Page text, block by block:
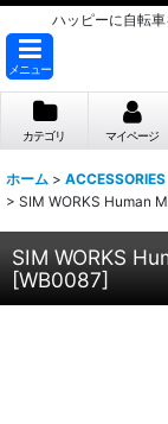
ハッピーに自転
メニュー
カテゴリ マイページ
ホーム > ACCESSORIES
> SIM WORKS Human
SIM WORKS
[WB0087]